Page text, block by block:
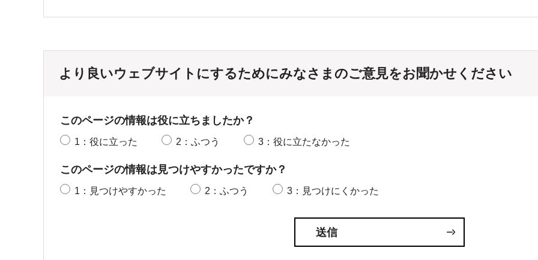
より良いウェブサイトにするためにみなさまのご意見をお聞かせください
このページの情報は役に立ちましたか？
1：役に立った 2：ふつう 3：役に立たなかった
このページの情報は見つけやすかったですか？
1：見つけやすかった 2：ふつう 3：見つけにくかった